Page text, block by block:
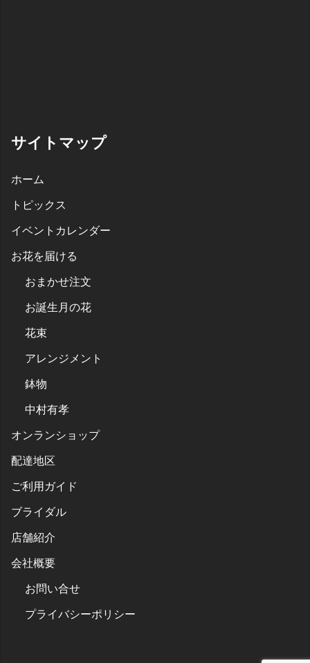
サイトマップ
ホーム
トピックス
イベントカレンダー
お花を届ける
おまかせ注文
お誕生月の花
花束
アレンジメント
鉢物
中村有孝
オンランショップ
配達地区
ご利用ガイド
ブライダル
店舗紹介
会社概要
お問い合せ
プライバシーポリシー